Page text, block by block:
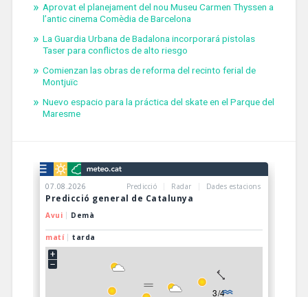
Aprovat el planejament del nou Museu Carmen Thyssen a
l’antic cinema Comèdia de Barcelona
La Guardia Urbana de Badalona incorporará pistolas
Taser para conflictos de alto riesgo
Comienzan las obras de reforma del recinto ferial de
Montjuïc
Nuevo espacio para la práctica del skate en el Parque del
Maresme